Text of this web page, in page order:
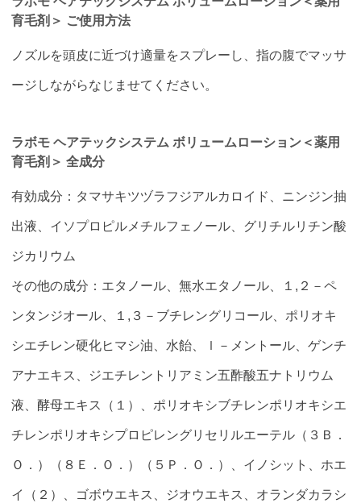
育毛剤＞ ご使用方法
ノズルを頭皮に近づけ適量をスプレーし、指の腹でマッサ
ージしながらなじませてください。
ラボモ ヘアテックシステム ボリュームローション＜薬用
育毛剤＞ 全成分
有効成分：タマサキツヅラフジアルカロイド、ニンジン抽
出液、イソプロピルメチルフェノール、グリチルリチン酸
ジカリウム
その他の成分：エタノール、無水エタノール、１,２－ペ
ンタンジオール、１,３－ブチレングリコール、ポリオキ
シエチレン硬化ヒマシ油、水飴󠄀、ｌ－メントール、ゲンチ
アナエキス、ジエチレントリアミン五酢酸五ナトリウム
液、酵母エキス（１）、ポリオキシブチレンポリオキシエ
チレンポリオキシプロピレングリセリルエーテル（３Ｂ．
Ｏ．）（８Ｅ．Ｏ．）（５Ｐ．Ｏ．）、イノシット、ホエ
イ（２）、ゴボウエキス、ジオウエキス、オランダカラシ